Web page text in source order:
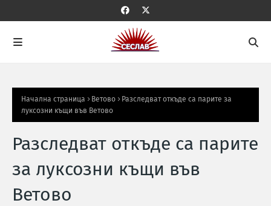
Начална страница Ветово
Разследват откъде са парите за
луксозни къщи във Ветово
Разследват откъде са парите
за луксозни къщи във
Ветово